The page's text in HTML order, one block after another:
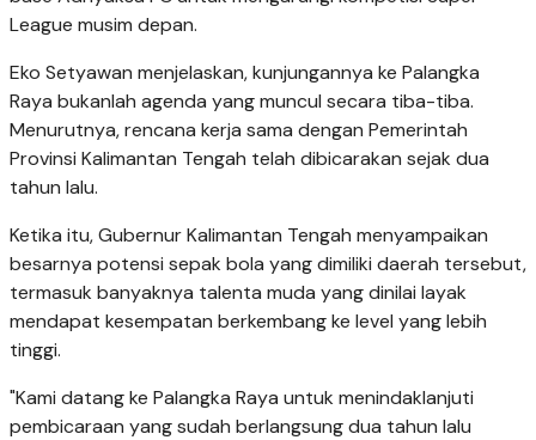
League musim depan.
Eko Setyawan menjelaskan, kunjungannya ke Palangka
Raya bukanlah agenda yang muncul secara tiba-tiba.
Menurutnya, rencana kerja sama dengan Pemerintah
Provinsi Kalimantan Tengah telah dibicarakan sejak dua
tahun lalu.
Ketika itu, Gubernur Kalimantan Tengah menyampaikan
besarnya potensi sepak bola yang dimiliki daerah tersebut,
termasuk banyaknya talenta muda yang dinilai layak
mendapat kesempatan berkembang ke level yang lebih
tinggi.
"Kami datang ke Palangka Raya untuk menindaklanjuti
pembicaraan yang sudah berlangsung dua tahun lalu